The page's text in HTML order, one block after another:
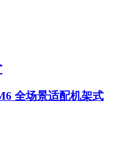
全场景适配机架式